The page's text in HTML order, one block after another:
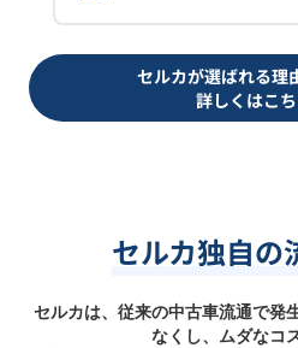
セルカが選ばれる理
詳しくはこ
セルカ独自の
セルカは、従来の中古車流通で発
なくし、ムダなコ